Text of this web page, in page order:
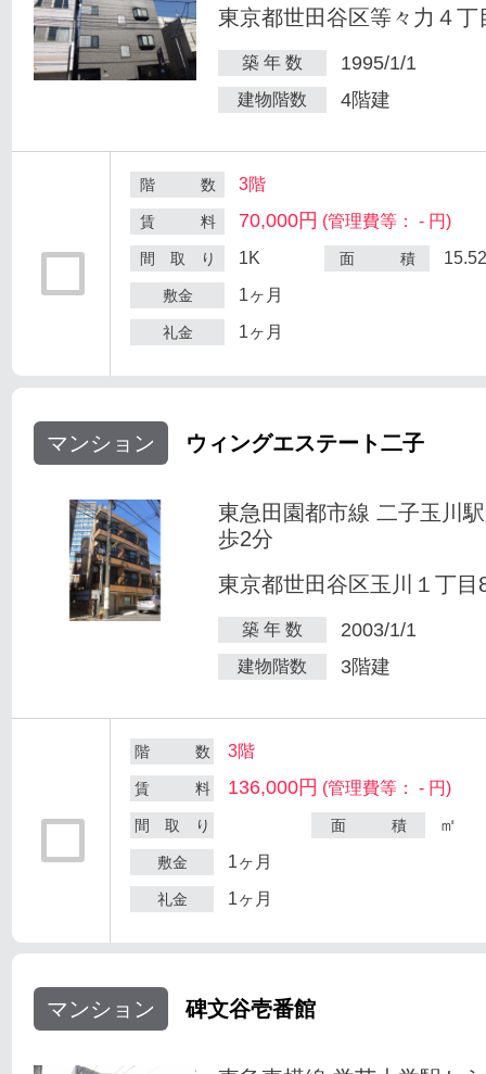
東京都世田谷区等々力４丁
築 年 数 1995/1/1
建物階数 4階建
階 数 3階
賃 料 70,000円 (管理費等： - 円)
間 取 り 1K 面 積
敷金 1ヶ月
礼金 1ヶ月
マンション ウィングエステート二子
東急田園都市線 二子玉川
歩2分
東京都世田谷区玉川１丁目
築 年 数 2003/1/1
建物階数 3階建
階 数 3階
賃 料 136,000円 (管理費等： - 円)
間 取 り 面 積 ㎡
敷金 1ヶ月
礼金 1ヶ月
マンション 碑文谷壱番館